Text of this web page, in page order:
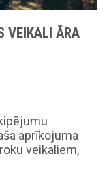
VEIKALI ĀRA
aprīkojuma
veikaliem,